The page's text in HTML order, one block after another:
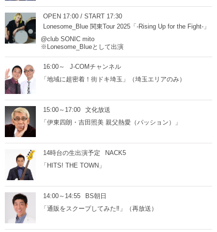
OPEN 17:00 / START 17:30
Lonesome_Blue 関東Tour 2025「-Rising Up for the Fight-」
@club SONIC mito
※Lonesome_Blueとして出演
16:00～
J-COMチャンネル
「地域に超密着！街ドキ埼玉」（埼玉エリアのみ）
15:00～17:00
文化放送
「伊東四朗・吉田照美 親父熱愛（パッション）」
14時台の生出演予定
NACK5
「HITS! THE TOWN」
14:00～14:55
BS朝日
「通販をスクープしてみた‼」（再放送）